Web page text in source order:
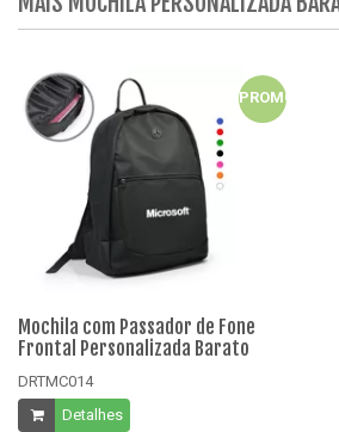
PROMO
Mochila com Passador de Fone
Frontal Personalizada Barato
DRTMC014
Detalhes